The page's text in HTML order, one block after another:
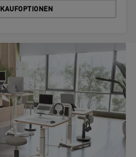
KAUFOPTIONEN